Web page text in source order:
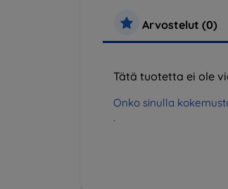
Arvostelut (0)
Tätä tuotetta ei ole
Onko sinulla
.